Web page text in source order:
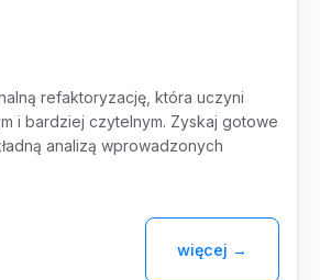
refaktoryzację, która uczyni
i bardziej czytelnym. Zyskaj gotowe
analizą wprowadzonych
więcej →